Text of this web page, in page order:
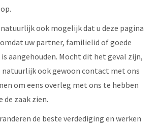
ook mogelijk dat u deze pagina
uw partner, familielid of goede
aangehouden. Mocht dit het geval zijn,
natuurlijk ook gewoon contact met ons
om eens overleg met ons te hebben
de zaak zien.
de beste verdediging en werken